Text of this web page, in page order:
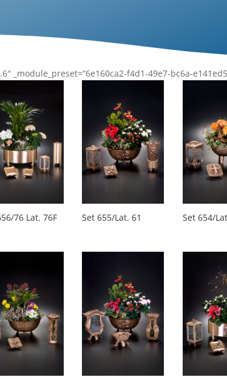
_module_preset=“6e160ca2-f4d1-49e7-bc6a-
76 Lat. 76F Set 655/Lat. 61 Set 654/